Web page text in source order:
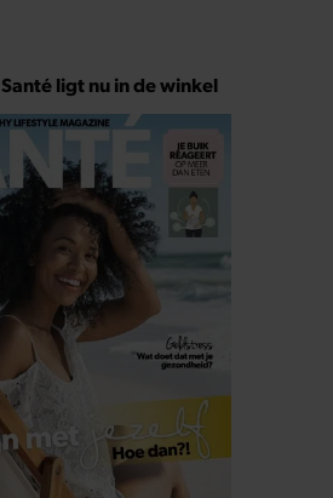
ligt nu in de winkel